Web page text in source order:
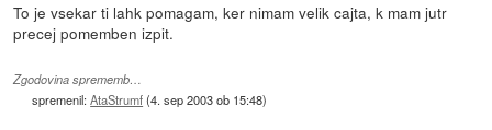
To je vsekar ti lahk pomagam, ker nimam velik cajta, k mam jutr
precej pomemben izpit.
Zgodovina sprememb…
spremenil:AtaStrumf(4. sep 2003 ob 15:48)